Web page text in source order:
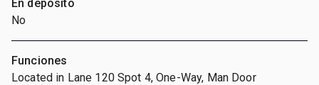
En depósito
No
Funciones
Located in Lane 120 Spot 4, One-Way, Man Door